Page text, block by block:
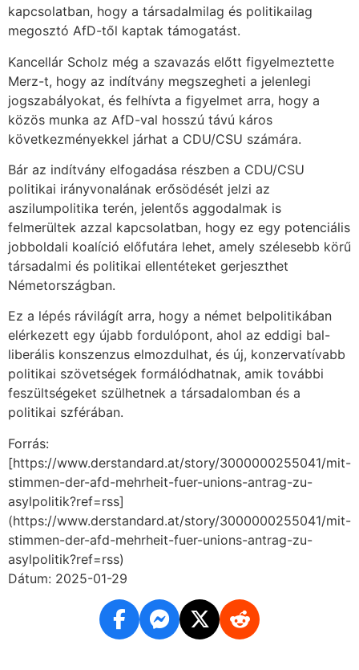
kapcsolatban, hogy a társadalmilag és politikailag
megosztó AfD-től kaptak támogatást.
Kancellár Scholz még a szavazás előtt figyelmeztette
Merz-t, hogy az indítvány megszegheti a jelenlegi
jogszabályokat, és felhívta a figyelmet arra, hogy a
közös munka az AfD-val hosszú távú káros
következményekkel járhat a CDU/CSU számára.
Bár az indítvány elfogadása részben a CDU/CSU
politikai irányvonalának erősödését jelzi az
aszilumpolitika terén, jelentős aggodalmak is
felmerültek azzal kapcsolatban, hogy ez egy potenciális
jobboldali koalíció előfutára lehet, amely szélesebb körű
társadalmi és politikai ellentéteket gerjeszthet
Németországban.
Ez a lépés rávilágít arra, hogy a német belpolitikában
elérkezett egy újabb fordulópont, ahol az eddigi bal-
liberális konszenzus elmozdulhat, és új, konzervatívabb
politikai szövetségek formálódhatnak, amik további
feszültségeket szülhetnek a társadalomban és a
politikai szférában.
Forrás:
[https://www.derstandard.at/story/3000000255041/mit-
stimmen-der-afd-mehrheit-fuer-unions-antrag-zu-
asylpolitik?ref=rss]
(https://www.derstandard.at/story/3000000255041/mit-
stimmen-der-afd-mehrheit-fuer-unions-antrag-zu-
asylpolitik?ref=rss)
Dátum: 2025-01-29